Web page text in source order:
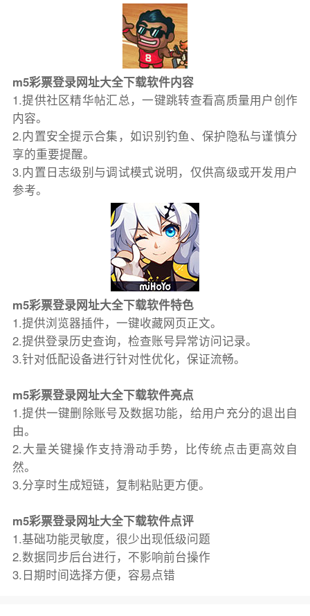
m5彩票登录网址大全下载软件内容
1.提供社区精华帖汇总，一键跳转查看高质量用户创作
内容。
2.内置安全提示合集，如识别钓鱼、保护隐私与谨慎分
享的重要提醒。
3.内置日志级别与调试模式说明，仅供高级或开发用户
参考。
m5彩票登录网址大全下载软件特色
1.提供浏览器插件，一键收藏网页正文。
2.提供登录历史查询，检查账号异常访问记录。
3.针对低配设备进行针对性优化，保证流畅。
m5彩票登录网址大全下载软件亮点
1.提供一键删除账号及数据功能，给用户充分的退出自
由。
2.大量关键操作支持滑动手势，比传统点击更高效自
然。
3.分享时生成短链，复制粘贴更方便。
m5彩票登录网址大全下载软件点评
1.基础功能灵敏度，很少出现低级问题
2.数据同步后台进行，不影响前台操作
3.日期时间选择方便，容易点错